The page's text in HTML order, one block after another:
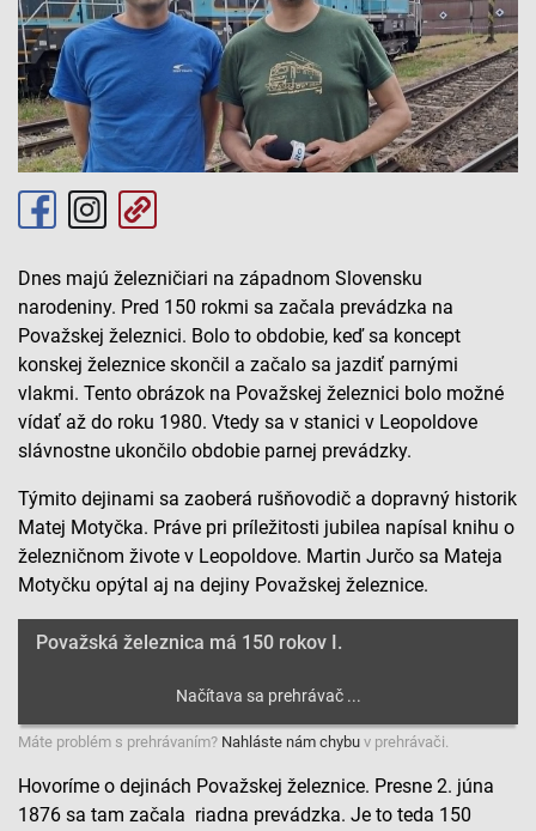
Dnes majú železničiari na západnom Slovensku
narodeniny. Pred 150 rokmi sa začala prevádzka na
Považskej železnici. Bolo to obdobie, keď sa koncept
konskej železnice skončil a začalo sa jazdiť parnými
vlakmi. Tento obrázok na Považskej železnici bolo možné
vídať až do roku 1980. Vtedy sa v stanici v Leopoldove
slávnostne ukončilo obdobie parnej prevádzky.
Týmito dejinami sa zaoberá rušňovodič a dopravný historik
Matej Motyčka. Práve pri príležitosti jubilea napísal knihu o
železničnom živote v Leopoldove. Martin Jurčo sa Mateja
Motyčku opýtal aj na dejiny Považskej železnice.
Považská železnica má 150 rokov I.
Máte problém s prehrávaním? Nahláste nám chybu v prehrávači.
Hovoríme o dejinách Považskej železnice. Presne 2. júna
1876 sa tam začala riadna prevádzka. Je to teda 150